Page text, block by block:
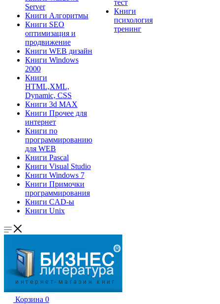
Server
Книги Алгоритмы
Книги SEO
оптимизация и
продвижение
Книги WEB дизайн
Книги Windows
2000
Книги
HTML,XML,
Dynamic, CSS
Книги 3d MAX
Книги Прочее для
интернет
Книги по
программированию
для WEB
Книги Pascal
Книги Visual Studio
Книги Windows 7
Книги Примочки
программирования
Книги CAD-ы
Книги Unix
тест
Книги
психология
тренинг
Корзина 0